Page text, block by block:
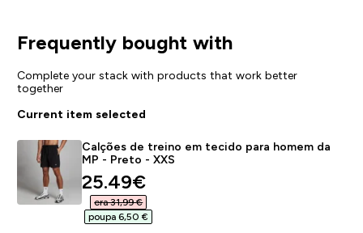
Frequently bought with
Complete your stack with products that work better
together
Current item selected
Calções de treino em tecido para homem da
MP - Preto - XXS
discounted price
25.49€‎
era 31,99 €‎
poupa 6,50 €‎